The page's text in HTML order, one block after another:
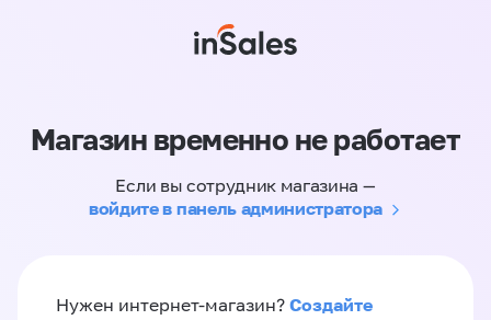
Магазин временно не работает
Если вы сотрудник магазина —
войдите в панель администратора
Нужен интернет-магазин? Создайте